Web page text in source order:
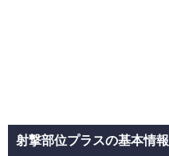
射撃部位プラスの基本情報